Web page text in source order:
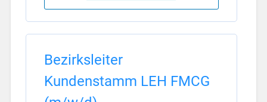
Bezirksleiter
Kundenstamm LEH FMCG